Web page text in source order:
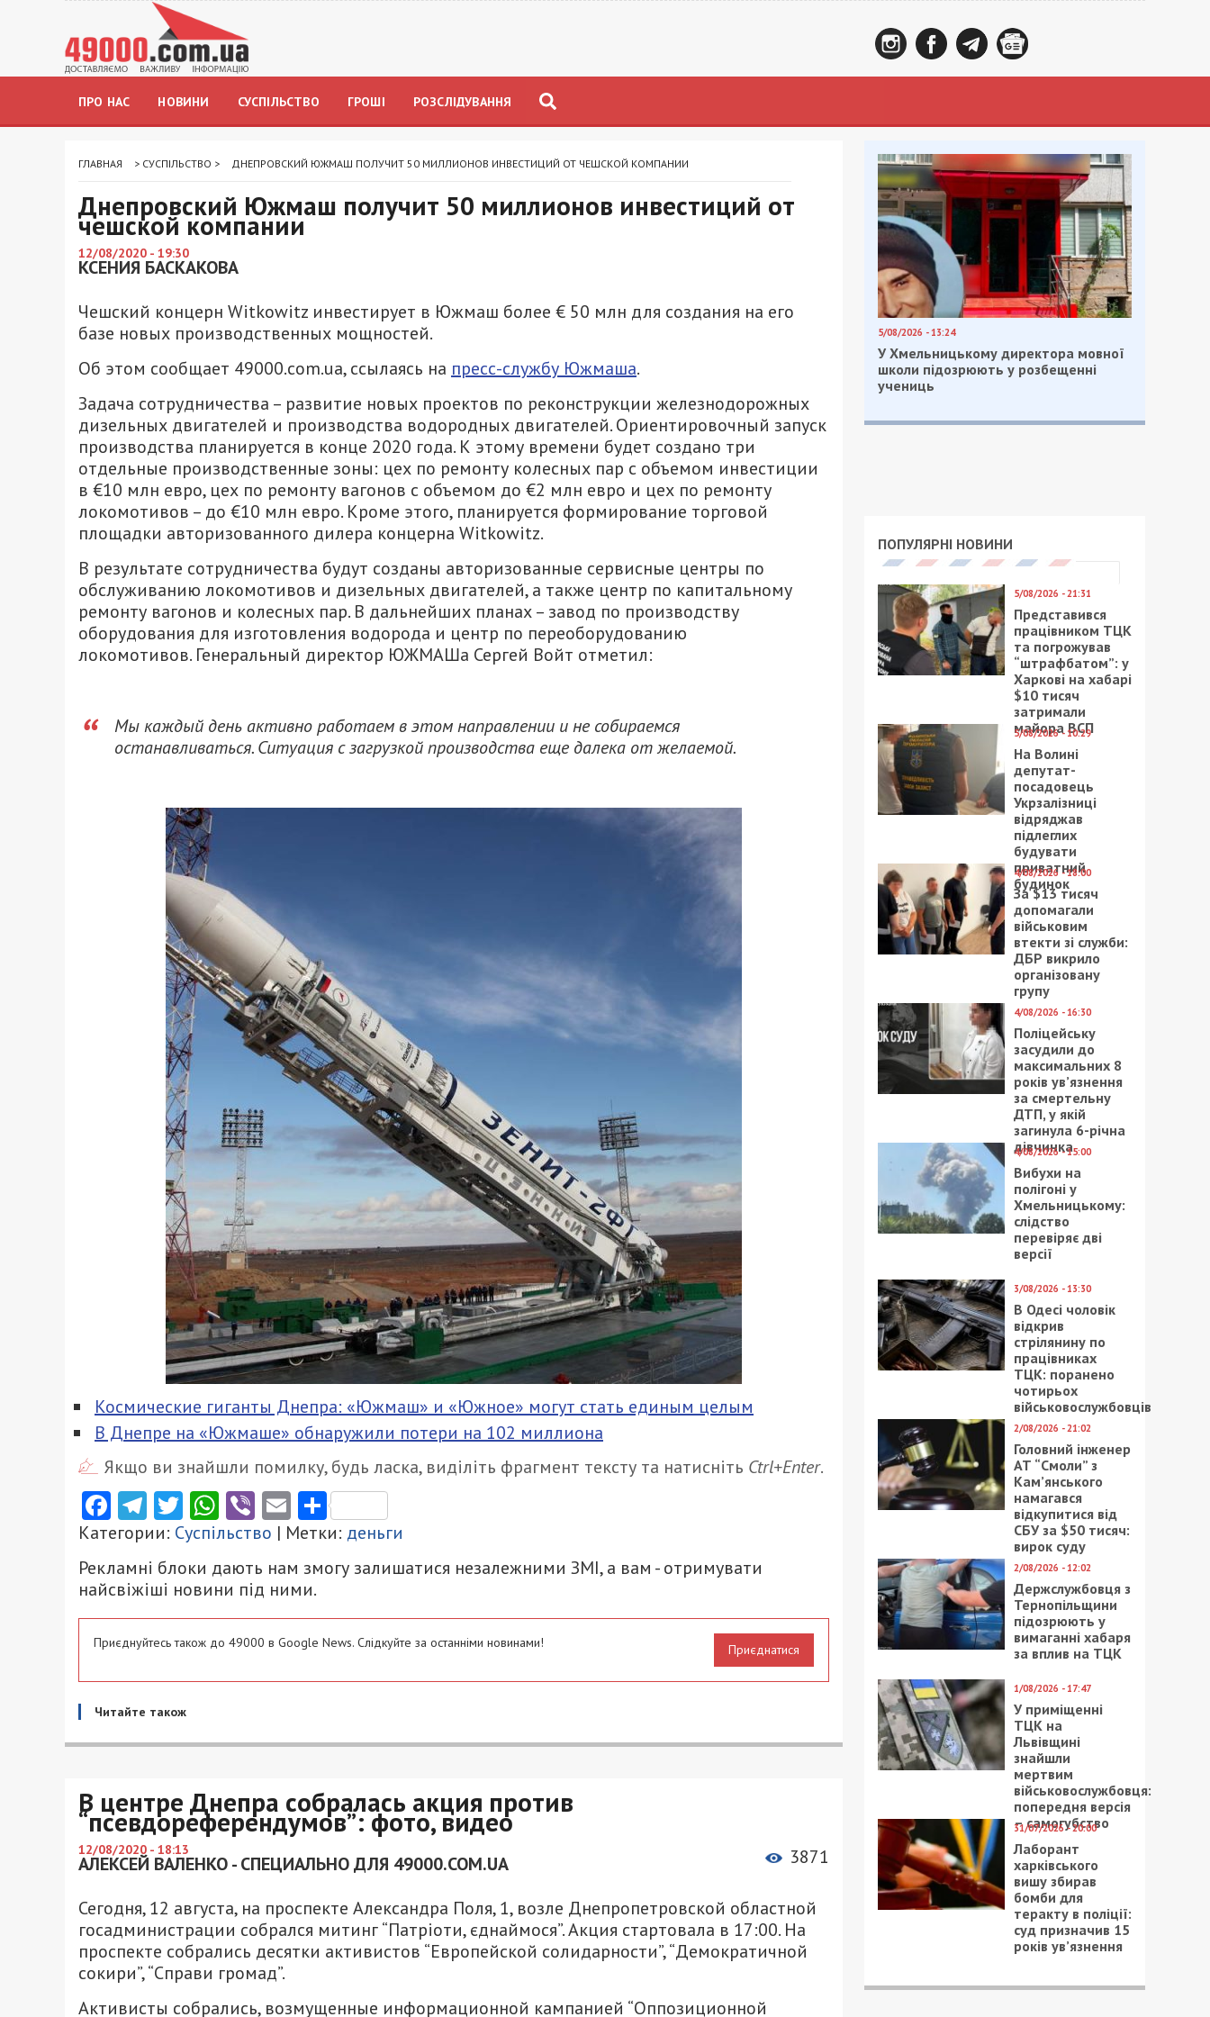
ПРО НАС НОВИНИ СУСПІЛЬСТВО ГРОШІ РОЗСЛІДУВАННЯ
ГЛАВНАЯ > СУСПІЛЬСТВО > ДНЕПРОВСКИЙ ЮЖМАШ ПОЛУЧИТ 50 МИЛЛИОНОВ ИНВЕСТИЦИЙ ОТ ЧЕШСКОЙ КОМПАНИИ
Днепровский Южмаш получит 50 миллионов инвестиций от
чешской компании
12/08/2020 - 19:30
КСЕНИЯ БАСКАКОВА
Чешский концерн Witkowitz инвестирует в Южмаш более € 50 млн для создания на его
базе новых производственных мощностей.
Об этом сообщает 49000.com.ua, ссылаясь на пресс-службу Южмаша.
Задача сотрудничества – развитие новых проектов по реконструкции железнодорожных
дизельных двигателей и производства водородных двигателей. Ориентировочный запуск
производства планируется в конце 2020 года. К этому времени будет создано три
отдельные производственные зоны: цех по ремонту колесных пар с объемом инвестиции
в €10 млн евро, цех по ремонту вагонов с объемом до €2 млн евро и цех по ремонту
локомотивов – до €10 млн евро. Кроме этого, планируется формирование торговой
площадки авторизованного дилера концерна Witkowitz.
В результате сотрудничества будут созданы авторизованные сервисные центры по
обслуживанию локомотивов и дизельных двигателей, а также центр по капитальному
ремонту вагонов и колесных пар. В дальнейших планах – завод по производству
оборудования для изготовления водорода и центр по переоборудованию
локомотивов. Генеральный директор ЮЖМАШа Сергей Войт отметил:
Мы каждый день активно работаем в этом направлении и не собираемся
останавливаться. Ситуация с загрузкой производства еще далека от желаемой.
Космические гиганты Днепра: «Южмаш» и «Южное» могут стать единым целым
В Днепре на «Южмаше» обнаружили потери на 102 миллиона
Якщо ви знайшли помилку, будь ласка, виділіть фрагмент тексту та натисніть Ctrl+Enter.
Facebook
Telegram
Twitter
WhatsApp
ViberEmailПоділитися
Категории: Суспільство | Метки: деньги
Рекламні блоки дають нам змогу залишатися незалежними ЗМІ, а вам - отримувати
найсвіжіші новини під ними.
Приєднуйтесь також до 49000 в Google News. Слідкуйте за останніми новинами! Приєднатися
Читайте також
В центре Днепра собралась акция против
“псевдореферендумов”: фото, видео
12/08/2020 - 18:13
АЛЕКСЕЙ ВАЛЕНКО - СПЕЦИАЛЬНО ДЛЯ 49000.COM.UA 3871
Сегодня, 12 августа, на проспекте Александра Поля, 1, возле Днепропетровской областной
госадминистрации собрался митинг “Патріоти, єднаймося”. Акция стартовала в 17:00. На
проспекте собрались десятки активистов “Европейской солидарности”, “Демократичной
сокири”, “Справи громад”.
Активисты собрались, возмущенные информационной кампанией “Оппозиционной
5/08/2026 - 13:24
У Хмельницькому директора мовної
школи підозрюють у розбещенні
учениць
ПОПУЛЯРНІ НОВИНИ
5/08/2026 - 21:31
Представився
працівником ТЦК
та погрожував
“штрафбатом”: у
Харкові на хабарі
$10 тисяч
затримали
майора ВСП
5/08/2026 - 10:29
На Волині
депутат-
посадовець
Укрзалізниці
відряджав
підлеглих
будувати
приватний
будинок
4/08/2026 - 18:00
За $13 тисяч
допомагали
військовим
втекти зі служби:
ДБР викрило
організовану
групу
4/08/2026 - 16:30
Поліцейську
засудили до
максимальних 8
років ув’язнення
за смертельну
ДТП, у якій
загинула 6-річна
дівчинка
4/08/2026 - 15:00
Вибухи на
полігоні у
Хмельницькому:
слідство
перевіряє дві
версії
3/08/2026 - 13:30
В Одесі чоловік
відкрив
стрілянину по
працівниках
ТЦК: поранено
чотирьох
військовослужбовців
2/08/2026 - 21:02
Головний інженер
АТ “Смоли” з
Кам’янського
намагався
відкупитися від
СБУ за $50 тисяч:
вирок суду
2/08/2026 - 12:02
Держслужбовця з
Тернопільщини
підозрюють у
вимаганні хабаря
за вплив на ТЦК
1/08/2026 - 17:47
У приміщенні
ТЦК на
Львівщині
знайшли
мертвим
військовослужбовця:
попередня версія
– самогубство
31/07/2026 - 20:00
Лаборант
харківського
вишу збирав
бомби для
теракту в поліції:
суд призначив 15
років ув’язнення